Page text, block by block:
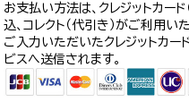
お支払い方法は、クレジットカー
込、コレクト（代引き）がご利用い
ご入力いただいたクレジットカ
ビスへ送信されます。